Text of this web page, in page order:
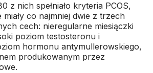
z nich spełniało kryteria PCOS,
miały co najmniej dwie z trzech
cech: nieregularne miesiączki
poziom testosteronu i
hormonu antymullerowskiego,
produkowanym przez